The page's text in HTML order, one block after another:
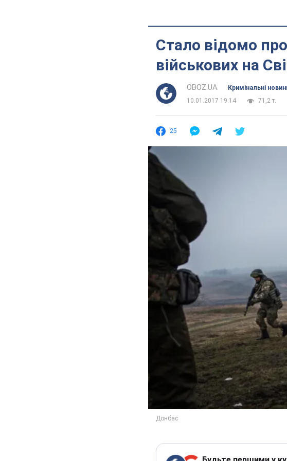
Стало відомо
військових на
OBOZ.UA
Кримінальні
10.01.2017 19:14
71,2 т.
25